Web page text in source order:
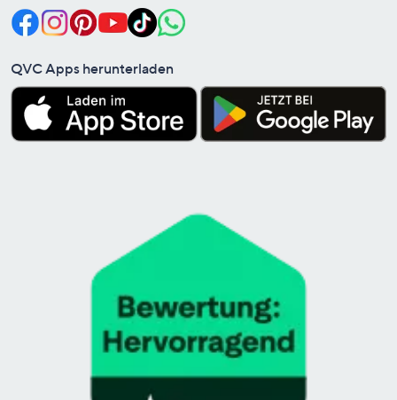
QVC Apps herunterladen